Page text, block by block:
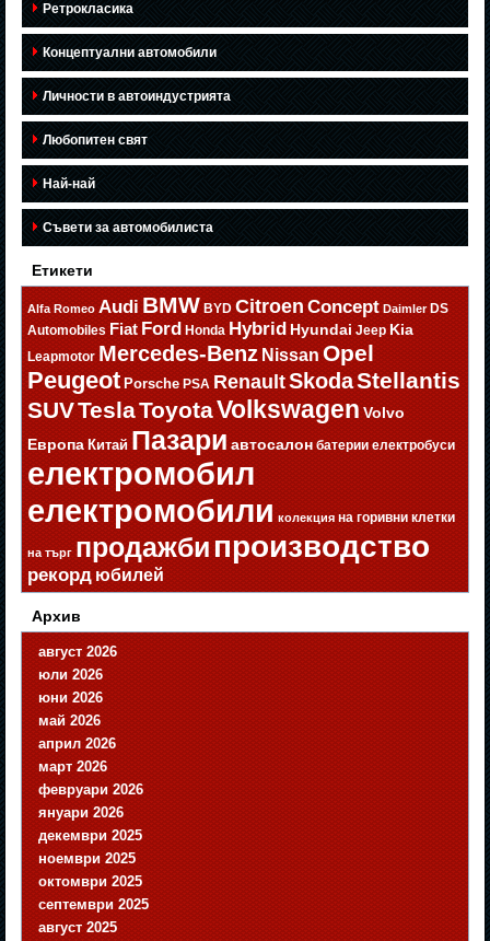
Ретрокласика
Концептуални автомобили
Личности в автоиндустрията
Любопитен свят
Най-най
Съвети за автомобилиста
Етикети
Alfa Romeo Audi BMW BYD Citroen Concept Daimler DS
Automobiles Fiat Ford Honda Hybrid Hyundai Jeep Kia
Leapmotor Mercedes-Benz Nissan Opel
Peugeot Porsche PSA RenaultSkodaStellantis
SUVTeslaToyotaVolkswagen Volvo
Европа Китай Пазари автосалон батерии електробуси
електромобил
електромобили колекция на горивни клетки
на търг продажбипроизводство
рекорд юбилей
Архив
август 2026
юли 2026
юни 2026
май 2026
април 2026
март 2026
февруари 2026
януари 2026
декември 2025
ноември 2025
октомври 2025
септември 2025
август 2025